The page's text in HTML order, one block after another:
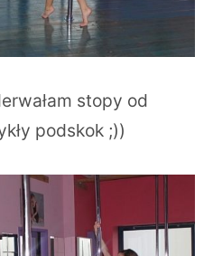
stopy od
podskok ;))